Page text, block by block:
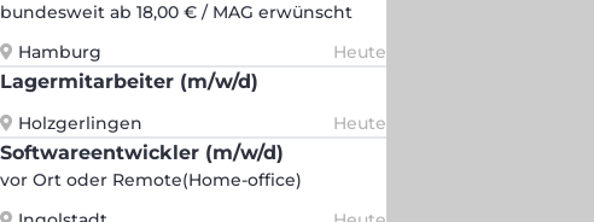
bundesweit ab 18,00 € / MAG erwünscht
Hamburg
Heute
Lagermitarbeiter (m/w/d)
Holzgerlingen Heute
Softwareentwickler (m/w/d)
vor Ort oder Remote(Home-office)